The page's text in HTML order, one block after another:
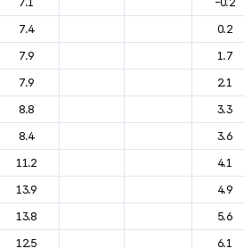
7.4
0.2
7.9
1.7
7.9
2.1
8.8
3.3
8.4
3.6
11.2
4.1
13.9
4.9
13.8
5.6
12.5
6.1